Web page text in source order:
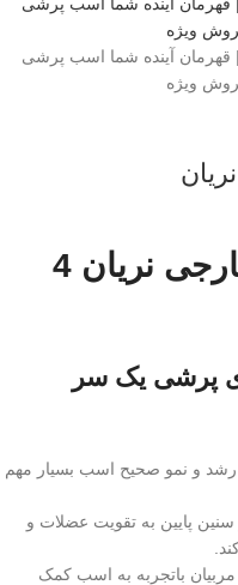
اسب پرشی یک سر خارجی نریان 4
پرشی یک سر
رشد و نمو صحیح اسب بسیار مهم
پایین به تقویت عضلات و
باتجربه به اسب کمک